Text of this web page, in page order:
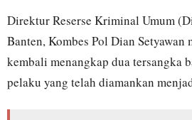
Direktur Reserse Kriminal Umum
Banten, Kombes Pol Dian
kembali menangkap dua tersangka
pelaku yang telah diamankan